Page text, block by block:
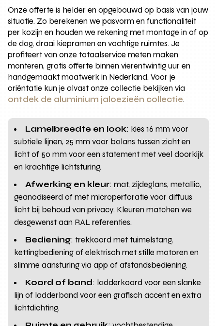
Onze offerte is helder en opgebouwd op basis van jouw
situatie. Zo berekenen we pasvorm en functionaliteit
per kozijn en houden we rekening met montage in of op
de dag, draai kiepramen en vochtige ruimtes. Je
profiteert van onze totaalservice meten maken
monteren, gratis offerte binnen vierentwintig uur en
handgemaakt maatwerk in Nederland. Voor je
oriëntatie kun je alvast onze collectie bekijken via
ontdek de aluminium jaloezieën collectie.
Lamelbreedte en look: kies 16 mm voor
subtiele lijnen, 25 mm voor balans tussen zicht en
licht of 50 mm voor een statement met veel doorkijk
en krachtige lichtsturing.
Afwerking en kleur: mat, zijdeglans, metallic,
geanodiseerd of met microperforatie voor diffuus
licht bij behoud van privacy. Kleuren matchen we
desgewenst aan RAL referenties.
Bediening: trekkoord met tuimelstang,
kettingbediening of elektrisch met stille motoren en
slimme aansturing via app of afstandsbediening.
Koord of band: ladderkoord voor een slanke
lijn of ladderband voor een grafisch accent en extra
lichtdichting.